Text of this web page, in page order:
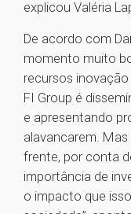
explicou Valéria
De acordo com
momento muito
recursos
FI Group é
e apresentando
alavancarem.
frente, por conta
importância de
o impacto que